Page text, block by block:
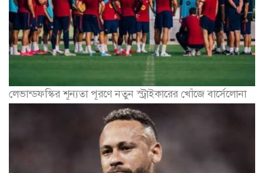
লেভান্ডফস্কির শূন্যতা পূরণে নতুন স্ট্রাইকারের খোঁজে বার্সেলোনা